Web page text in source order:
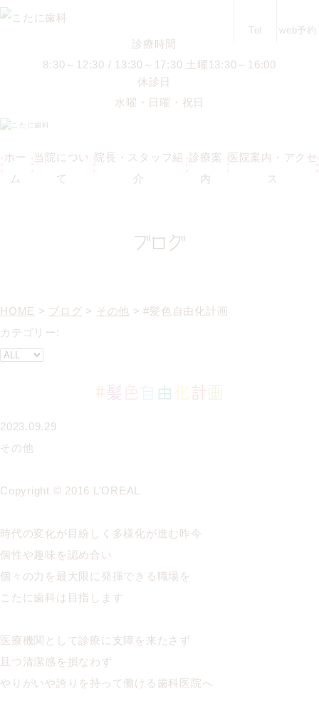
診療時間
8:30～12:30 / 13:30～17:30 土曜13:30～16:00
休診日
水曜・日曜・祝日
ホー
ム
当院につい
て
院長・スタッフ紹
介
診療案
内
医院案内・アクセ
ス
Tel web予約
ブログ
HOME > ブログ > その他 >#髪色自由化計画
カテゴリー:
#髪 由化計画
2023.09.29
その他
Copyright © 2016 L’OREAL
時代の変化が目紛しく多様化が進む昨今
個性や趣味を認め合い
個々の力を最大限に発揮できる職場を
こたに歯科は目指します
医療機関として診療に支障を来たさず
且つ清潔感を損なわず
やりがいや誇りを持って働ける歯科医院へ